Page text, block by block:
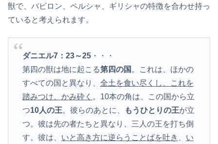
獣で、バビロン、ペルシャ、ギリシャの特徴を合わせ持っ
ていると考えられます。
ダニエル7：23～25・・・
第四の獣は地に起こる第四の国 。これは、ほかの
すべての国と異なり、 全土を食い尽くし、これを
踏みつけ、かみ砕く 。10本の角は、この国から立
つ10人の王。彼らのあとに、 もうひとりの王が立
つ。彼は先の者たちと異なり、三人の王を打ち倒
す。彼は、 いと高き方に逆らうことばを吐き
い